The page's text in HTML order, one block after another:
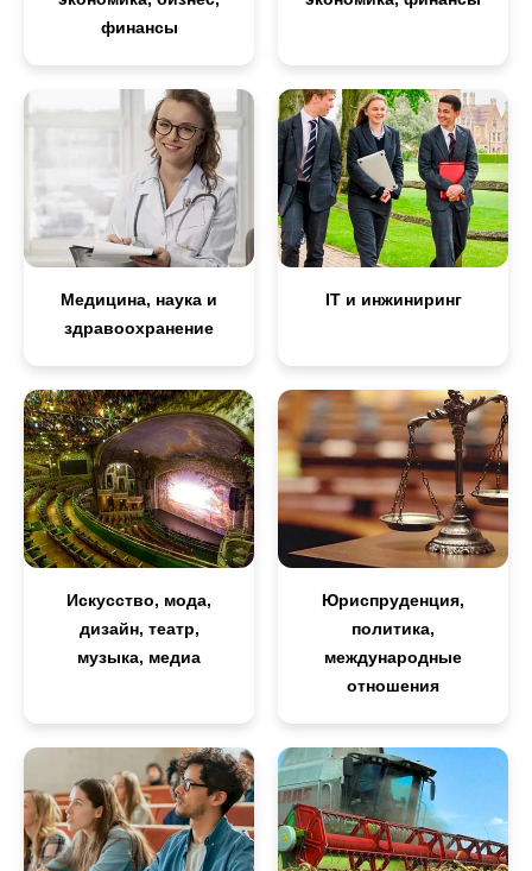
финансы
Медицина, наука и
здравоохранение
IT и инжиниринг
Искусство, мода,
дизайн, театр,
музыка, медиа
Юриспруденция,
политика,
международные
отношения